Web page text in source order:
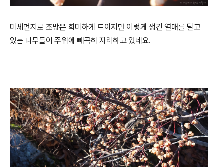
미세먼지로 조망은 희미하게 트이지만 이렇게 생긴 열매를 달고
있는 나무들이 주위에 빼곡히 자리하고 있네요.